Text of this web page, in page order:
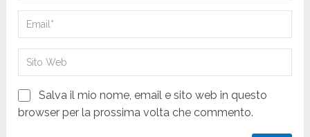
Salva il mio nome, email e sito web in questo
browser per la prossima volta che commento.